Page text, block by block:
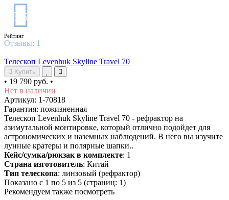
5 /5
Рейтинг
Отзывы: 1
Телескоп Levenhuk Skyline Travel 70
Купить
• 19 790 руб. •
Нет в наличии
Артикул: 1-70818
Гарантия: пожизненная
Телескоп Levenhuk Skyline Travel 70 - рефрактор на
азимутальной монтировке, который отлично подойдет для
астрономических и наземных наблюдений. В него вы изучите
лунные кратеры и полярные шапки..
Кейс/сумка/рюкзак в комплекте: 1
Страна изготовитель: Китай
Тип телескопа: линзовый (рефрактор)
Показано с 1 по 5 из 5 (страниц: 1)
Рекомендуем также посмотреть